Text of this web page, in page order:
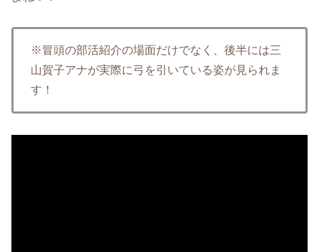
※冒頭の部活紹介の場面だけでなく、後半には三
山賀子アナが実際に弓を引いている姿が見られま
す！